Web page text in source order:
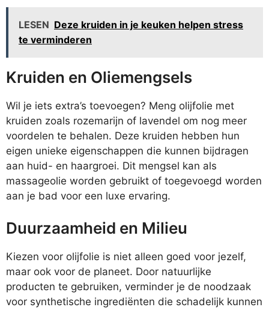
LESEN Deze kruiden in je keuken helpen stress
te verminderen
Kruiden en Oliemengsels
Wil je iets extra’s toevoegen? Meng olijfolie met
kruiden zoals rozemarijn of lavendel om nog meer
voordelen te behalen. Deze kruiden hebben hun
eigen unieke eigenschappen die kunnen bijdragen
aan huid- en haargroei. Dit mengsel kan als
massageolie worden gebruikt of toegevoegd worden
aan je bad voor een luxe ervaring.
Duurzaamheid en Milieu
Kiezen voor olijfolie is niet alleen goed voor jezelf,
maar ook voor de planeet. Door natuurlijke
producten te gebruiken, verminder je de noodzaak
voor synthetische ingrediënten die schadelijk kunnen